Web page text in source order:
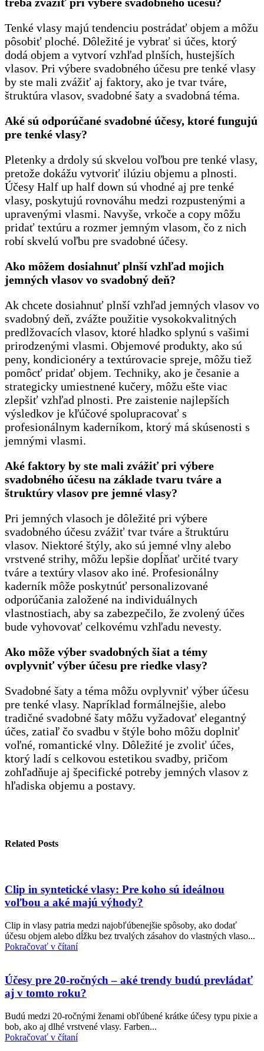
treba zvážiť pri výbere svadobného účesu?
Tenké vlasy majú tendenciu postrádať objem a môžu
pôsobiť ploché. Dôležité je vybrať si účes, ktorý
dodá objem a vytvorí vzhľad plnších, hustejších
vlasov. Pri výbere svadobného účesu pre tenké vlasy
by ste mali zvážiť aj faktory, ako je tvar tváre,
štruktúra vlasov, svadobné šaty a svadobná téma.
Aké sú odporúčané svadobné účesy, ktoré fungujú
pre tenké vlasy?
Pletenky a drdoly sú skvelou voľbou pre tenké vlasy,
pretože dokážu vytvoriť ilúziu objemu a plnosti.
Účesy Half up half down sú vhodné aj pre tenké
vlasy, poskytujú rovnováhu medzi rozpustenými a
upravenými vlasmi. Navyše, vrkoče a copy môžu
pridať textúru a rozmer jemným vlasom, čo z nich
robí skvelú voľbu pre svadobné účesy.
Ako môžem dosiahnuť plnší vzhľad mojich
jemných vlasov vo svadobný deň?
Ak chcete dosiahnuť plnší vzhľad jemných vlasov vo
svadobný deň, zvážte použitie vysokokvalitných
predlžovacích vlasov, ktoré hladko splynú s vašimi
prirodzenými vlasmi. Objemové produkty, ako sú
peny, kondicionéry a textúrovacie spreje, môžu tiež
pomôcť pridať objem. Techniky, ako je česanie a
strategicky umiestnené kučery, môžu ešte viac
zlepšiť vzhľad plnosti. Pre zaistenie najlepších
výsledkov je kľúčové spolupracovať s
profesionálnym kaderníkom, ktorý má skúsenosti s
jemnými vlasmi.
Aké faktory by ste mali zvážiť pri výbere
svadobného účesu na základe tvaru tváre a
štruktúry vlasov pre jemné vlasy?
Pri jemných vlasoch je dôležité pri výbere
svadobného účesu zvážiť tvar tváre a štruktúru
vlasov. Niektoré štýly, ako sú jemné vlny alebo
vrstvené strihy, môžu lepšie dopĺňať určité tvary
tváre a textúry vlasov ako iné. Profesionálny
kaderník môže poskytnúť personalizované
odporúčania založené na individuálnych
vlastnostiach, aby sa zabezpečilo, že zvolený účes
bude vyhovovať celkovému vzhľadu nevesty.
Ako môže výber svadobných šiat a témy
ovplyvniť výber účesu pre riedke vlasy?
Svadobné šaty a téma môžu ovplyvniť výber účesu
pre tenké vlasy. Napríklad formálnejšie, alebo
tradičné svadobné šaty môžu vyžadovať elegantný
účes, zatiaľ čo svadbu v štýle boho môžu doplniť
voľné, romantické vlny. Dôležité je zvoliť účes,
ktorý ladí s celkovou estetikou svadby, pričom
zohľadňuje aj špecifické potreby jemných vlasov z
hľadiska objemu a postavy.
Related Posts
Clip in syntetické vlasy: Pre koho sú ideálnou
voľbou a aké majú výhody?
Clip in vlasy patria medzi najobľúbenejšie spôsoby, ako dodať
účesu objem alebo dĺžku bez trvalých zásahov do vlastných vlaso...
Pokračovať v čítaní
Účesy pre 20-ročných – aké trendy budú prevládať
aj v tomto roku?
Budú medzi 20-ročnými ženami obľúbené krátke účesy typu pixie a
bob, ako aj dlhé vrstvené vlasy. Farben...
Pokračovať v čítaní